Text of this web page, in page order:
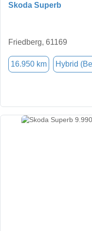
Skoda Superb
Friedberg, 61169
16.950 km Hybrid